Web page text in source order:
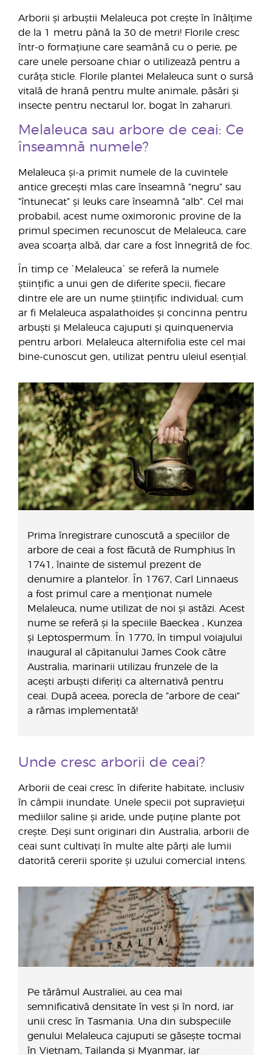
Arborii și arbuștii Melaleuca pot crește în înălțime
de la 1 metru până la 30 de metri! Florile cresc
într-o formațiune care seamănă cu o perie, pe
care unele persoane chiar o utilizează pentru a
curăța sticle. Florile plantei Melaleuca sunt o sursă
vitală de hrană pentru multe animale, păsări și
insecte pentru nectarul lor, bogat în zaharuri.
Melaleuca sau arbore de ceai: Ce
înseamnă numele?
Melaleuca și-a primit numele de la cuvintele
antice grecești mlas care înseamnă ”negru” sau
”întunecat” și leuks care înseamnă ”alb”. Cel mai
probabil, acest nume oximoronic provine de la
primul specimen recunoscut de Melaleuca, care
avea scoarța albă, dar care a fost înnegrită de foc.
În timp ce `Melaleuca` se referă la numele
științific a unui gen de diferite specii, fiecare
dintre ele are un nume științific individual; cum
ar fi Melaleuca aspalathoides și concinna pentru
arbuști și Melaleuca cajuputi și quinquenervia
pentru arbori. Melaleuca alternifolia este cel mai
bine-cunoscut gen, utilizat pentru uleiul esențial.
Prima înregistrare cunoscută a speciilor de
arbore de ceai a fost făcută de Rumphius în
1741, înainte de sistemul prezent de
denumire a plantelor. În 1767, Carl Linnaeus
a fost primul care a menționat numele
Melaleuca, nume utilizat de noi și astăzi. Acest
nume se referă și la speciile Baeckea , Kunzea
și Leptospermum. În 1770, în timpul voiajului
inaugural al căpitanului James Cook către
Australia, marinarii utilizau frunzele de la
acești arbuști diferiți ca alternativă pentru
ceai. După aceea, porecla de ”arbore de ceai”
a rămas implementată!
Unde cresc arborii de ceai?
Arborii de ceai cresc în diferite habitate, inclusiv
în câmpii inundate. Unele specii pot supraviețui
mediilor saline și aride, unde puține plante pot
crește. Deși sunt originari din Australia, arborii de
ceai sunt cultivați în multe alte părți ale lumii
datorită cererii sporite și uzului comercial intens.
Pe tărâmul Australiei, au cea mai
semnificativă densitate în vest și în nord, iar
unii cresc în Tasmania. Una din subspeciile
genului Melaleuca cajuputi se găsește tocmai
în Vietnam, Tailanda și Myanmar, iar